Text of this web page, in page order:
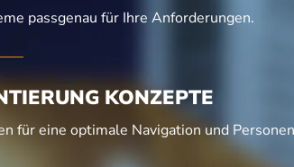
passgenau für Ihre Anforderungen.
KONZEPTE
für eine optimale Navigation und